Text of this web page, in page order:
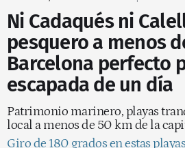
Ni Cadaqués ni
pesquero a menos
Barcelona perfecto
escapada de un día
Patrimonio marinero, playas
local a menos de 50 km de la
Giro de 180 grados en estas